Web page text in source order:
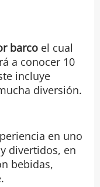
barcoel cual
a conocer 10
incluye
diversión.
en uno
divertidos, en
bebidas,